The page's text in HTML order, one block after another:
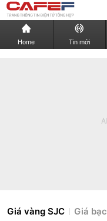
Home Tin mới
Giá vàng SJC Giá bạc